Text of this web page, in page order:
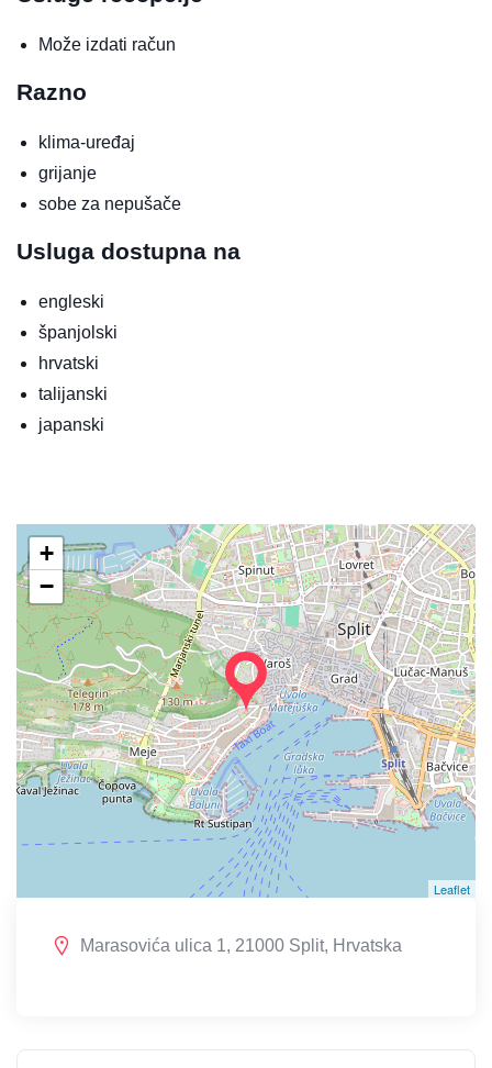
Može izdati račun
Razno
klima-uređaj
grijanje
sobe za nepušače
Usluga dostupna na
engleski
španjolski
hrvatski
talijanski
japanski
+
−
Leaflet
Marasovića ulica 1, 21000 Split, Hrvatska